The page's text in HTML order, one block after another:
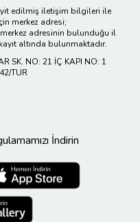
edilmiş iletişim bilgileri ile
merkez adresi;
adresinin bulunduğu il
altında bulunmaktadır.
SK. NO: 21 İÇ KAPI NO: 1
TUR
İndirin